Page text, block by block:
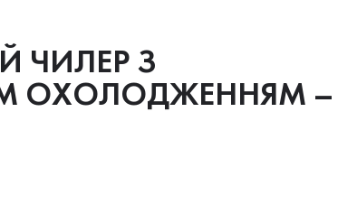
ЧИЛЕР З
ОХОЛОДЖЕННЯМ –